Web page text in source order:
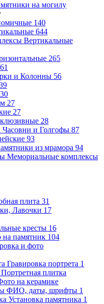
на могилу
140
644
Вертикальные
265
61
и Колонны 56
30
27
27
28
Часовни и Голгофы 87
93
из мрамора 94
Мемориальные комплексы
плита 31
Лавочки 17
кресты 16
на памятник 104
и фото
Гравировка портрета 1
Портретная плитка
на керамике
ФИО, даты, шрифты 1
Установка памятника 1